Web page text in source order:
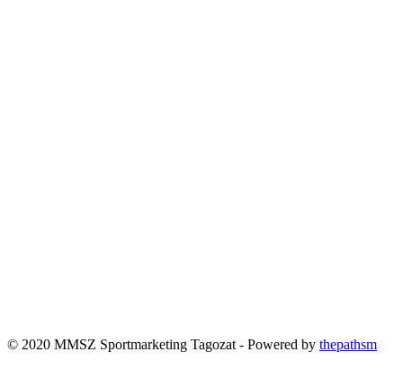
© 2020 MMSZ Sportmarketing Tagozat - Powered by thepathsm